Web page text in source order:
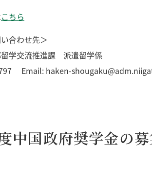
こちら
合わせ先＞
学交流推進課 派遣留学係
Email: haken-
中国政府奨学金の